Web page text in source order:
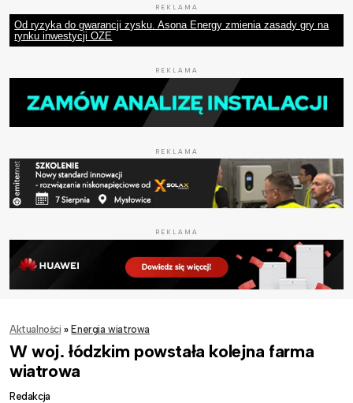
REKLAMA
Od ryzyka do gwarancji zysku. Asona Energy zmienia zasady gry na
rynku inwestycji OZE
REKLAMA
REKLAMA
REKLAMA
Aktualności » Energia wiatrowa
W woj. łódzkim powstała kolejna farma
wiatrowa
Redakcja